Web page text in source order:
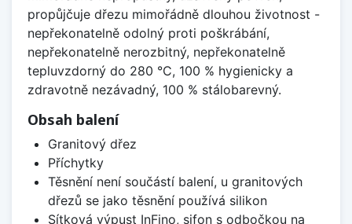
propůjčuje dřezu mimořádně dlouhou životnost -
nepřekonatelně odolný proti poškrábání,
nepřekonatelně nerozbitný, nepřekonatelně
tepluvzdorný do 280 °C, 100 % hygienicky a
zdravotně nezávadný, 100 % stálobarevný.
Obsah balení
Granitový dřez
Příchytky
Těsnění není součástí balení, u granitových
dřezů se jako těsnění používá silikon
Sítková výpust InFino, sifon s odbočkou na